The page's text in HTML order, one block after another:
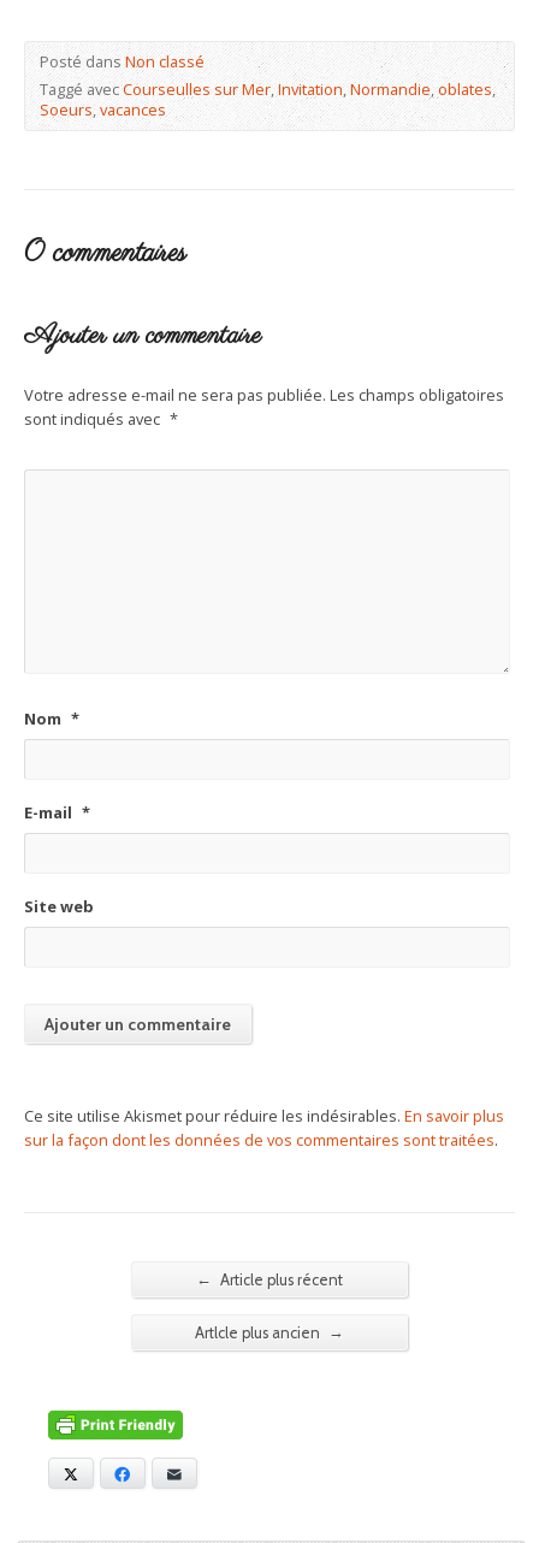
Posté dansNon classé
Taggé avecCourseulles sur Mer,Invitation,Normandie,oblates,
Soeurs,vacances
0 commentaires
Ajouter un commentaire
Votre adresse e-mail ne sera pas publiée. Les champs obligatoires
sont indiqués avec *
Nom *
E-mail *
Site web
Ce site utilise Akismet pour réduire les indésirables. En savoir plus
sur la façon dont les données de vos commentaires sont traitées.
← Article plus récent
Artlcle plus ancien →
Facebook